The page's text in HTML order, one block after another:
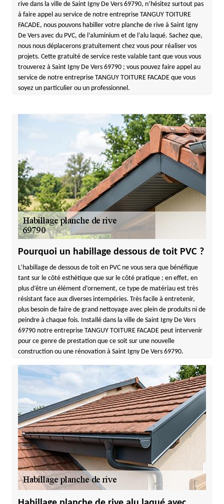
rive dans la ville de Saint Igny De Vers 69790, n’hésitez surtout pas
à faire appel au service de notre entreprise TANGUY TOITURE
FACADE, nous pouvons habiller votre planche de rive à Saint Igny
De Vers avec du PVC, de l’aluminium et de l’alu laqué. Sachez que,
nous nous déplacerons gratuitement chez vous pour réaliser vos
projets. Cette gratuité de service reste valable tant que vous vous
trouverez à Saint Igny De Vers 69790 ; vous pouvez faire appel au
service de notre entreprise TANGUY TOITURE FACADE que vous
soyez un particulier ou un professionnel.
Pourquoi un habillage dessous de toit PVC ?
L’habillage de dessous de toit en PVC ne vous sera que bénéfique
tant sur le côté esthétique que sur le côté pratique ; en effet, en
plus d’être un élément d’ornement, ce type de matériau est très
résistant face aux diverses intempéries. Très facile à entretenir,
plus besoin de faire de grand nettoyage avec plein de produits ni de
peindre à chaque fois. Installé dans la ville de Saint Igny De Vers
69790 notre entreprise TANGUY TOITURE FACADE peut intervenir
pour ce genre de prestation que ce soit sur une nouvelle
construction ou une rénovation à Saint Igny De Vers 69790.